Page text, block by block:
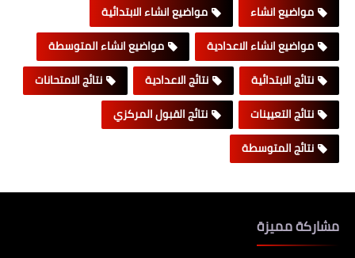
مواضيع انشاء
مواضيع انشاء الابتدائية
مواضيع انشاء الاعدادية
مواضيع انشاء المتوسطة
نتائج الابتدائية
نتائج الاعدادية
نتائج الامتحانات
نتائج التعيينات
نتائج القبول المركزي
نتائج المتوسطة
مشاركة مميزة